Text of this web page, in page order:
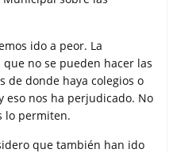
ido a peor. La
no se pueden hacer las
de donde haya colegios o
eso nos ha perjudicado. No
lo permiten.
que también han ido